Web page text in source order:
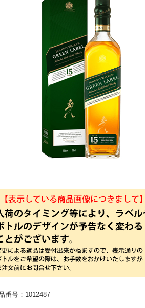
番号：1012487